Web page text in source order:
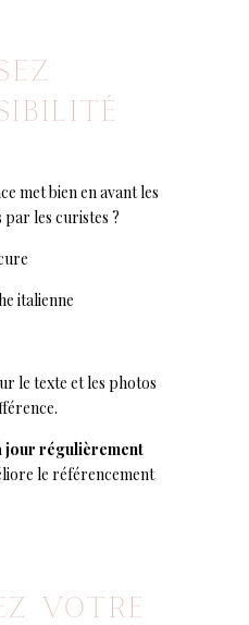
met bien en avant les
les curistes ?
italienne
le texte et les photos
jour régulièrement
le référencement
VOTRE